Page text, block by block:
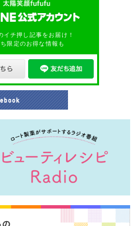
イチ押し記事をお届け！
限定のお得な情報も